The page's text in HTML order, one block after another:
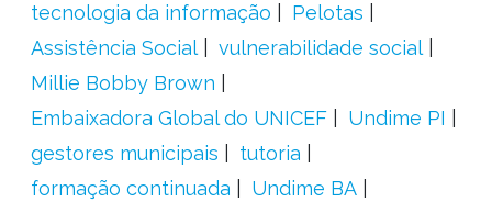
tecnologia da informação
Pelotas
Assistência Social
vulnerabilidade social
Millie Bobby Brown
Embaixadora Global do UNICEF
Undime PI
gestores municipais
tutoria
formação continuada
Undime BA